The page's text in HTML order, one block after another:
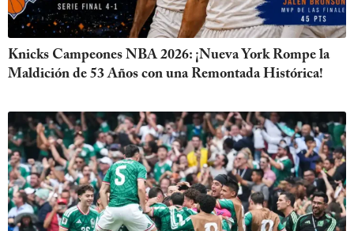
Knicks Campeones NBA 2026: ¡Nueva York Rompe la
Maldición de 53 Años con una Remontada Histórica!